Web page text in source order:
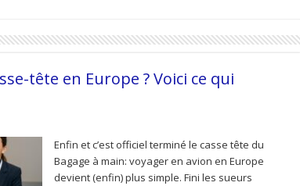
tête en Europe ? Voici ce qui
Enfin et c’est officiel terminé le casse tête du
Bagage à main: voyager en avion en Europe
devient (enfin) plus simple. Fini les sueurs